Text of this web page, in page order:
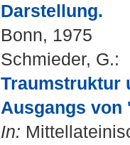
Darstellung.
Bonn, 1975
Schmieder, G.:
Traumstruktur
Ausgangs von
In: